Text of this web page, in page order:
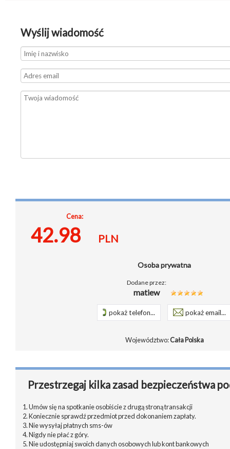
Wyślij wiadomość
Cena:
42.98 PLN
Osoba prywatna
Dodane przez:
matiew
pokaż telefon... pokaż email...
Województwo:Cała Polska
Przestrzegaj kilka zasad bezpieczeństwa
1. Umów się na spotkanie osobiście z drugą stroną transakcji
2. Koniecznie sprawdź przedmiot przed dokonaniem zapłaty.
3. Nie wysyłaj płatnych sms-ów
4. Nigdy nie płać z góry.
5. Nie udostępniaj swoich danych osobowych lub kont bankowych